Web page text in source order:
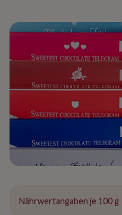
Nährwertangaben je 100 g